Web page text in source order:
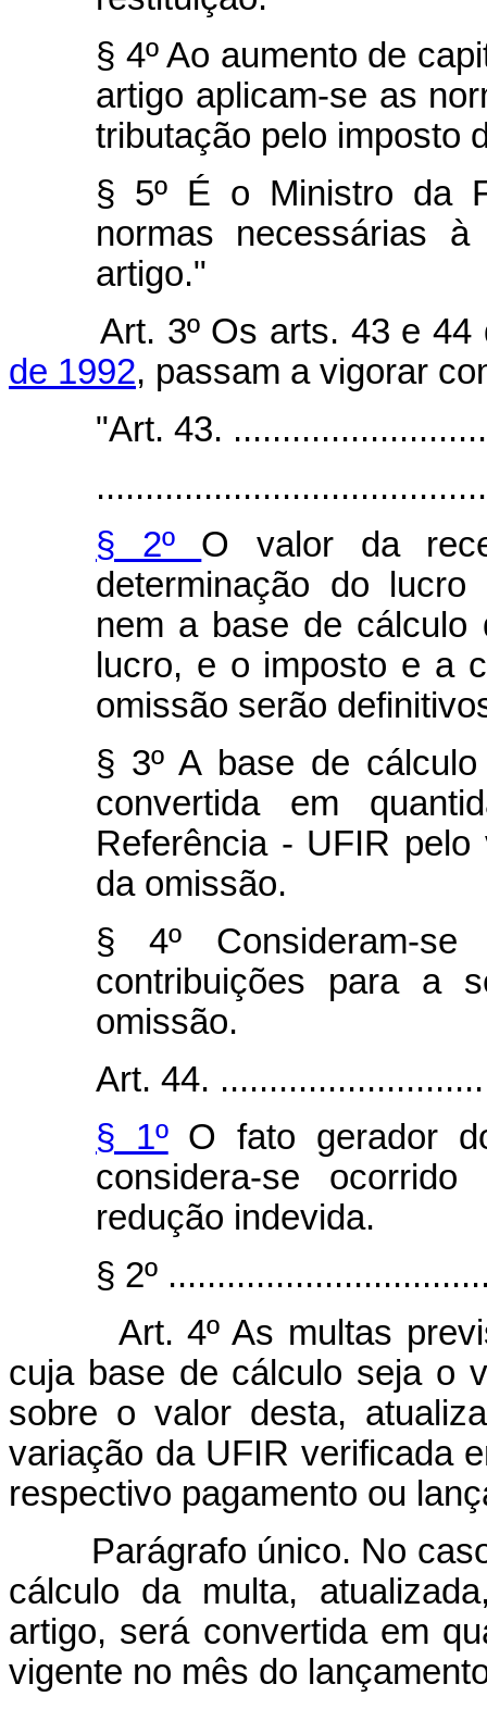
§ 4º Ao aumento de
artigo aplicam-se as
tributação pelo imposto
§ 5º É o Ministro da
normas necessárias
artigo."
Art. 3º Os arts. 43 e
de 1992, passam a vigorar
"Art. 43.
§ 2º O valor da
determinação do
nem a base de cálculo
lucro, e o imposto e a
omissão serão
§ 3º A base de
convertida em
Referência - UFIR
da omissão.
§ 4º Consideram-
contribuições para a
omissão.
Art. 44.
§ 1ºO fato gerador
considera-se
redução indevida.
§ 2º
Art. 4º As multas
cuja base de cálculo seja o
sobre o valor desta,
variação da UFIR verificada
respectivo pagamento ou
Parágrafo único. No
cálculo da multa,
artigo, será convertida em
vigente no mês do